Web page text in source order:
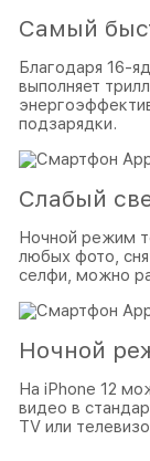
Самый
Благодаря
выполняет
подзарядки.
Слабый
Ночной режим
любых фото,
селфи, можно
Ночной
На iPhone 12
видео в
TV или